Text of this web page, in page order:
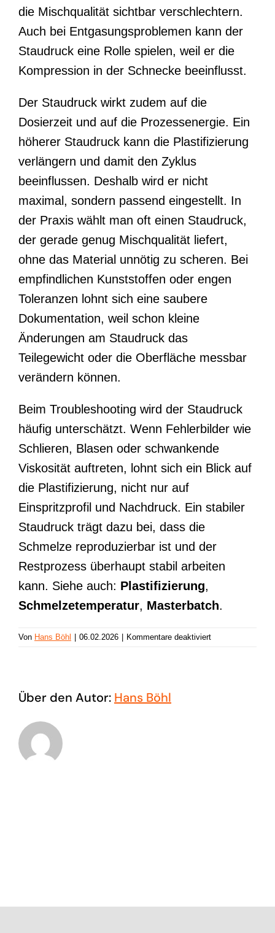
die Mischqualität sichtbar verschlechtern.
Auch bei Entgasungsproblemen kann der
Staudruck eine Rolle spielen, weil er die
Kompression in der Schnecke beeinflusst.
Der Staudruck wirkt zudem auf die
Dosierzeit und auf die Prozessenergie. Ein
höherer Staudruck kann die Plastifizierung
verlängern und damit den Zyklus
beeinflussen. Deshalb wird er nicht
maximal, sondern passend eingestellt. In
der Praxis wählt man oft einen Staudruck,
der gerade genug Mischqualität liefert,
ohne das Material unnötig zu scheren. Bei
empfindlichen Kunststoffen oder engen
Toleranzen lohnt sich eine saubere
Dokumentation, weil schon kleine
Änderungen am Staudruck das
Teilegewicht oder die Oberfläche messbar
verändern können.
Beim Troubleshooting wird der Staudruck
häufig unterschätzt. Wenn Fehlerbilder wie
Schlieren, Blasen oder schwankende
Viskosität auftreten, lohnt sich ein Blick auf
die Plastifizierung, nicht nur auf
Einspritzprofil und Nachdruck. Ein stabiler
Staudruck trägt dazu bei, dass die
Schmelze reproduzierbar ist und der
Restprozess überhaupt stabil arbeiten
kann. Siehe auch: Plastifizierung,
Schmelzetemperatur, Masterbatch.
Von Hans Böhl 06.02.2026 Kommentare deaktiviertfür
Über den Autor: Hans Böhl